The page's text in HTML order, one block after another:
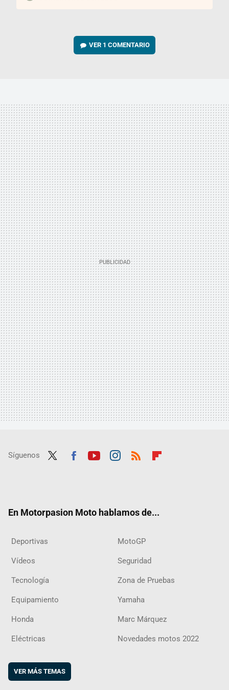
VER 1 COMENTARIO
Síguenos
En Motorpasion Moto hablamos de...
Deportivas MotoGP
Vídeos Seguridad
Tecnología Zona de Pruebas
Equipamiento Yamaha
Honda Marc Márquez
Eléctricas Novedades motos 2022
VER MÁS TEMAS